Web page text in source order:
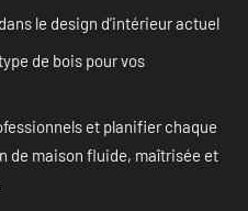
le design d’intérieur actuel
de bois pour vos
et planifier chaque
de maison fluide, maîtrisée et